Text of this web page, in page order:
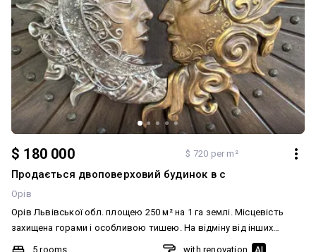
$ 180 000 $ 720 per m²
Продається двоповерховий будинок в с
Орів
Орів Львівської обл. площею 250 м² на 1 га землі. Місцевість
захищена горами і особливою тишею. На відміну від інших
регіонів, звуки сирен і вибухів тут не чути. Планування. Перший
5 rooms
with renovation AI